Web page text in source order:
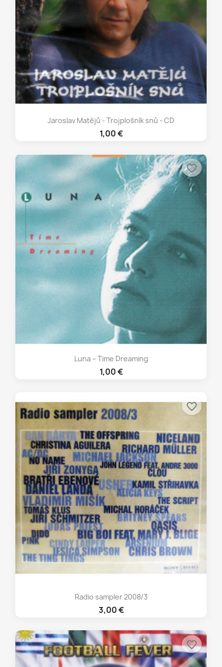
Jaroslav Matějů - Trojplošník snů - CD
1,00 €
Luna – Time Dreaming
1,00 €
favorite_border
Radio sampler 2008/3
3,00 €
favorite_border
favorite_border